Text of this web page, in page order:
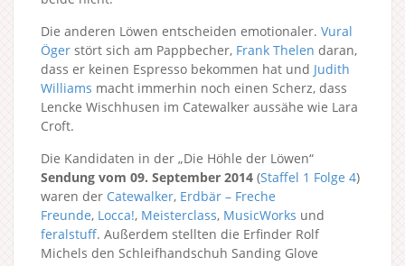
Die anderen Löwen entscheiden emotionaler. Vural
Öger stört sich am Pappbecher, Frank Thelen daran,
dass er keinen Espresso bekommen hat und Judith
Williams macht immerhin noch einen Scherz, dass
Lencke Wischhusen im Catewalker aussähe wie Lara
Croft.
Die Kandidaten in der „Die Höhle der Löwen“
Sendung vom 09. September 2014 (Staffel 1 Folge 4)
waren der Catewalker, Erdbär – Freche
Freunde, Locca!, Meisterclass, MusicWorks und
feralstuff. Außerdem stellten die Erfinder Rolf
Michels den Schleifhandschuh Sanding Glove